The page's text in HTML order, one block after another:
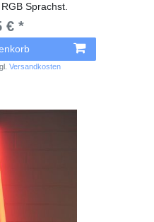
Sprachst.
€ *
Versandkosten